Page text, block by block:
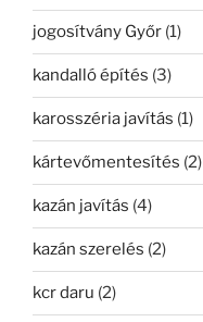
jogosítvány Győr (1)
kandalló építés (3)
karosszéria javítás (1)
kártevőmentesítés (2)
kazán javítás (4)
kazán szerelés (2)
kcr daru (2)